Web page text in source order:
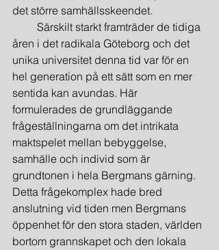
det större samhällsskeendet.
Särskilt starkt framträder de tidiga
åren i det radikala Göteborg och det
unika universitet denna tid var för en
hel generation på ett sätt som en mer
sentida kan avundas. Här
formulerades de grundläggande
frågeställningarna om det intrikata
maktspelet mellan bebyggelse,
samhälle och individ som är
grundtonen i hela Bergmans gärning.
Detta frågekomplex hade bred
anslutning vid tiden men Bergmans
öppenhet för den stora staden, världen
bortom grannskapet och den lokala